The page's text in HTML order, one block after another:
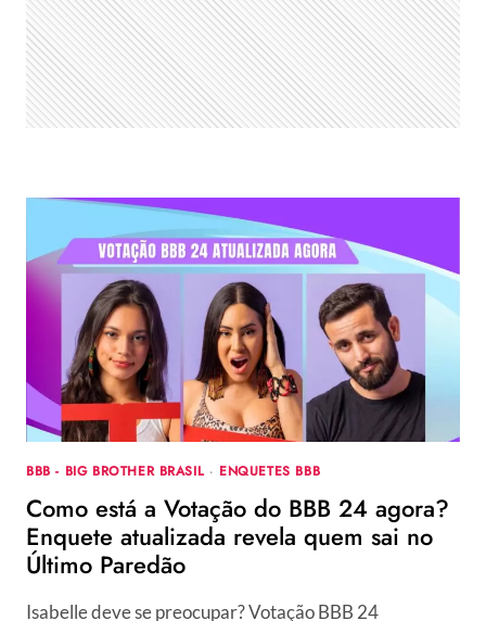
AGORA
MOSTRA
QUEM
SAI
E
BBB - BIG BROTHER BRASIL· ENQUETES BBB
Como está a Votação do BBB 24 agora?
Enquete atualizada revela quem sai no
Último Paredão
Isabelle deve se preocupar? Votação BBB 24